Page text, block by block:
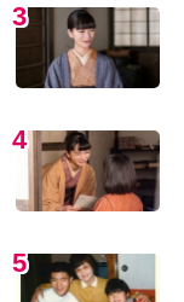
3
4
5